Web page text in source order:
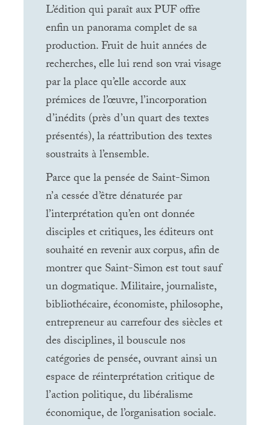
L’édition qui paraît auxPUFoffre
enfin un panorama complet de sa
production. Fruit de huit années de
recherches, elle lui rend son vrai visage
par la place qu’elle accorde aux
prémices de l’œuvre, l’incorporation
d’inédits (près d’un quart des textes
présentés), la réattribution des textes
soustraits à l’ensemble.
Parce que la pensée de Saint-Simon
n’a cessée d’être dénaturée par
l’interprétation qu’en ont donnée
disciples et critiques, les éditeurs ont
souhaité en revenir aux corpus, afin de
montrer que Saint-Simon est tout sauf
un dogmatique. Militaire, journaliste,
bibliothécaire, économiste, philosophe,
entrepreneur au carrefour des siècles et
des disciplines, il bouscule nos
catégories de pensée, ouvrant ainsi un
espace de réinterprétation critique de
l’action politique, du libéralisme
économique, de l’organisation sociale.